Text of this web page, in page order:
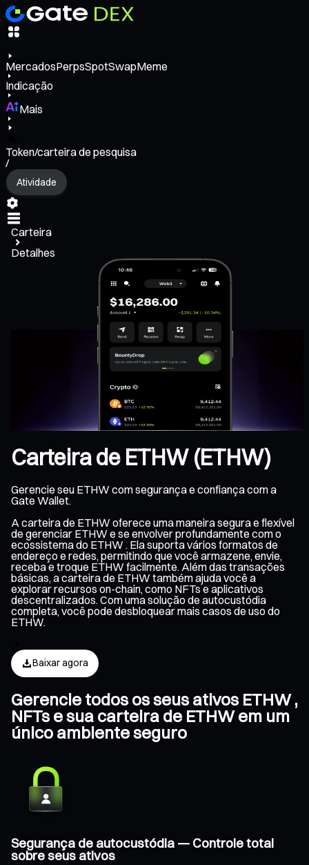
MercadosPerpsSpotSwapMeme
Indicação
Mais
Token/carteira de pesquisa
/
Atividade
Carteira
Detalhes
Carteira de ETHW (ETHW)
Gerencie seu ETHW com segurança e confiança com a
Gate Wallet.
A carteira de ETHW oferece uma maneira segura e flexível
de gerenciar ETHW e se envolver profundamente com o
ecossistema do ETHW . Ela suporta vários formatos de
endereço e redes, permitindo que você armazene, envie,
receba e troque ETHW facilmente. Além das transações
básicas, a carteira de ETHW também ajuda você a
explorar recursos on-chain, como NFTs e aplicativos
descentralizados. Com uma solução de autocustódia
completa, você pode desbloquear mais casos de uso do
ETHW.
Baixar agora
Gerencie todos os seus ativos ETHW ,
NFTs e sua carteira de ETHW em um
único ambiente seguro
Segurança de autocustódia — Controle total
sobre seus ativos